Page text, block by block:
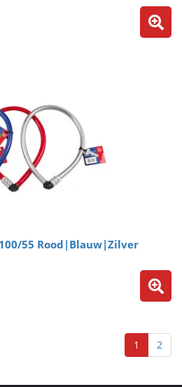
55 Rood|Blauw|Zilver
1 2